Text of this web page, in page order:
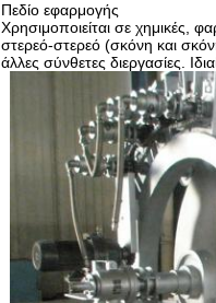
Πεδίο εφαρμογής
Χρησιμοποιείται σε χημικές,
στερεό-στερεό (σκόνη και
άλλες σύνθετες διεργασίες.